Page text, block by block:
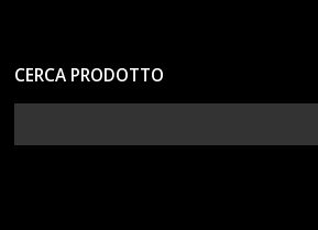
CERCA PRODOTTO